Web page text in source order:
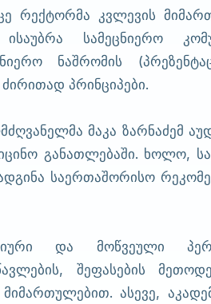
რექტორმა კვლევის
სამეცნიერო
ნაშრომის
პრინციპები.
მაკა ზარნაძემ
განათლებაში. ხოლო,
საერთაშორისო
და მოწვეული
შეფასების
ასევე,